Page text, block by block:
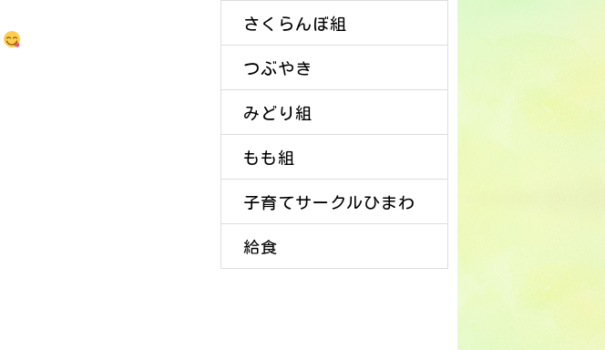
さくらんぼ組
つぶやき
みどり組
もも組
子育てサークルひまわ
り
給食